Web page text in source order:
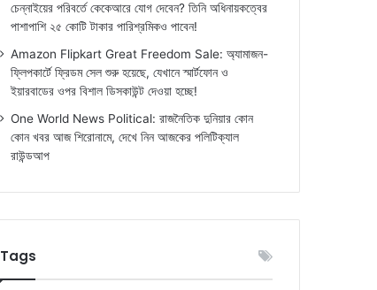
চেন্নাইয়ের পরিবর্তে কেকেআরে যোগ দেবেন? তিনি অধিনায়কত্বের
পাশাপাশি ২৫ কোটি টাকার পারিশ্রমিকও পাবেন!
Amazon Flipkart Great Freedom Sale: অ্যামাজন-
ফ্লিপকার্টে ফ্রিডম সেল শুরু হয়েছে, যেখানে স্মার্টফোন ও
ইয়ারবাডের ওপর বিশাল ডিসকাউন্ট দেওয়া হচ্ছে!
One World News Political: রাজনৈতিক দুনিয়ার কোন
কোন খবর আজ শিরোনামে, দেখে নিন আজকের পলিটিক্যাল
রাউন্ডআপ
Tags